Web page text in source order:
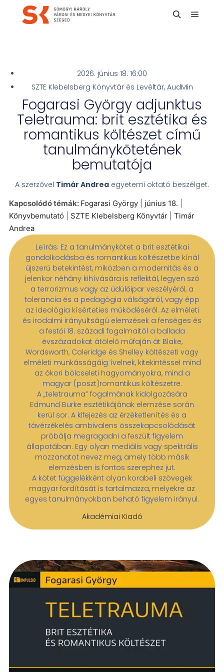
2026. június 18. 16:00
SZTE Klebelsberg Könyvtár és Levéltár, AudMin
Fogarasi György adjunktus
Teletrauma: brit esztétika és
romantikus költészet című
tanulmánykötetének
bemutatója
A szerzővel Timár Andrea egyetemi oktató beszélget.
Kapcsolódó témák: Fogarasi György június 18.
Könyvbemutató
SZTE Klebelsberg Könyvtár |Timár
Andrea
Leírás: Ez a tanulmánykötet a brit esztétikai
gondolkodásba és romantikus költészetbe kínál
újszerű betekintést, miközben a modernitás és a
jelenkor néhány kihívására is reflektál, legyen szó
a terrorizmus vagy az üdülőipar veszélyéről, a
tolerancia és a pedagógia válságáról, vagy épp
az ideológia kísérteties működéséről. Az elméleti
és irodalmi irányultságú elemzések a fenséges és
a festői 18. századi fogalmaitól a ballada
évszázadokat átölelő műfaján át Blake,
Wordsworth, Coleridge és Shelley költészeti vagy
elméleti munkásságáig ívelnek, kitekintéssel mind
az ókori bölcseleti hagyományokra, mind a
magyar (poszt)romantikus költészetre.
A „teletrauma” fogalmának kidolgozására
Edmund Burke esztétikájának elemzése során
kerül sor. A kifejezés az érzéketlenítés és a
távérzékelés ambivalens összekapcsolódását
próbálja megragadni a feszült figyelem
állapotában. Egy olyan mediális vagy spektrális
mozzanatot nevez meg, amely több másik
elemzésben is fontos szerephez jut.
A kötet függelékként olyan korabeli szövegek
magyar fordítását is tartalmazza, melyekre az
egyes tanulmányokban beható figyelem irányul.
Akadémiai Kiadó